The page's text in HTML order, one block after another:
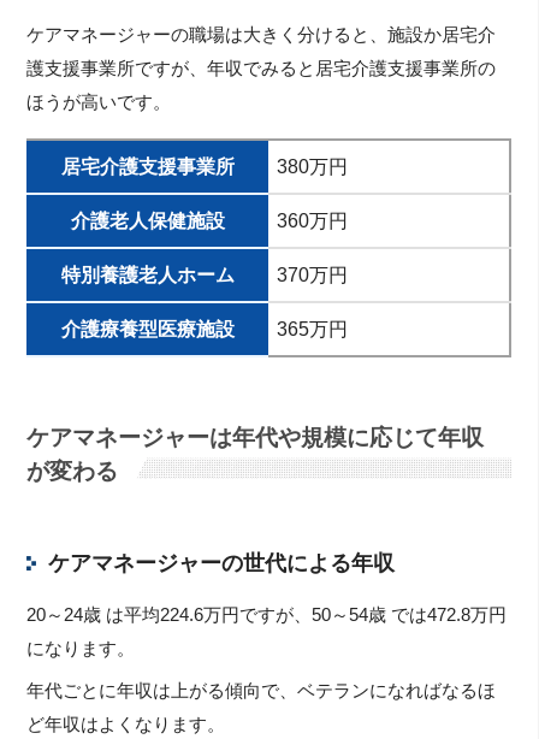
ケアマネージャーの職場は大きく分けると、施設か居宅介
護支援事業所ですが、年収でみると居宅介護支援事業所の
ほうが高いです。
居宅介護支援事業所 380万円
介護老人保健施設 360万円
特別養護老人ホーム 370万円
介護療養型医療施設 365万円
ケアマネージャーは年代や規模に応じて年収
が変わる
ケアマネージャーの世代による年収
20～24歳 は平均224.6万円ですが、50～54歳 では472.8万円
になります。
年代ごとに年収は上がる傾向で、ベテランになればなるほ
ど年収はよくなります。